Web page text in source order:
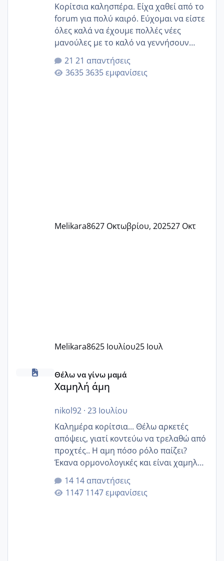
Κορίτσια καλησπέρα. Είχα χαθεί από το
forum για πολύ καιρό. Εύχομαι να είστε
όλες καλά να έχουμε πολλές νέες
μανούλες με το καλό να γεννήσουν
αυτές που ήδη περιμένουν. Να πάρουν
γερα μωράκια στην αγκαλίτσα τους
🙏🏼🙏🏼 Ας πάμε λοιπόν στο θέμα μου.
21 απαντήσεις
3635 εμφανίσεις
Melikara8627 Οκτωβρίου, 202527 Οκτ
Melikara8625 Ιουλίου25 Ιουλ
Χαμηλή άμη
Θέλω να γίνω μαμά
Χαμηλή άμη
nikol92· 23 Ιουλίου
Καλημέρα κορίτσια... Θέλω αρκετές
απόψεις, γιατί κοντεύω να τρελαθώ από
προχτές.. Η αμη πόσο ρόλο παίζει?
Έκανα ορμονολογικές και είναι χαμηλή
για την ηλικία μου.. Είχα ήδη μια
εγκυμοσύνη, που έπρεπε να τερματιστεί
στην 27η εβδομάδα και προσπαθώ 7
14 απαντήσεις
1147 εμφανίσεις